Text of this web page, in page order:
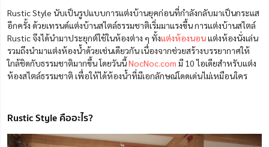
Rustic Style นับเป็นรูปแบบการแต่งบ้านยุคก่อนที่กำลังกลับมาเป็นกระแส
อีกครั้ง ด้วยเทรนด์แต่งบ้านสไตล์ธรรมชาติเริ่มมาแรงขึ้น การแต่งบ้านสไตล์
Rustic จึงได้นำมาประยุกต์ใช้ในห้องต่าง ๆ ทั้งแต่งห้องนอนแต่งห้องนั่งเล่น
รวมถึงนำมาแต่งห้องน้ำด้วยเช่นเดียวกัน เนื่องจากช่วยสร้างบรรยากาศให้
ใกล้ชิดกับธรรมชาติมากขึ้น โดยวันนี้NocNoc.com มี 10 ไอเดียสำหรับแต่ง
ห้องสไตล์ธรรมชาติ เพื่อให้ได้ห้องน้ำที่มีเอกลักษณ์โดดเด่นไม่เหมือนใคร
Rustic Style คืออะไร?